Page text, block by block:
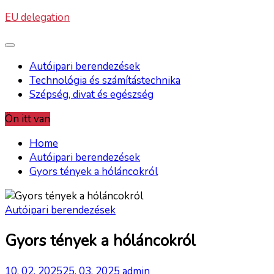
Skip
content
EU delegation
Autóipari berendezések
Technológia és számítástechnika
Szépség, divat és egészség
Ön itt van
Home
Autóipari berendezések
Gyors tények a hóláncokról
Autóipari berendezések
Gyors tények a hóláncokról